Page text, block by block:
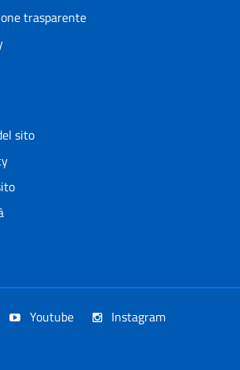
trasparente
sito
Youtube Instagram